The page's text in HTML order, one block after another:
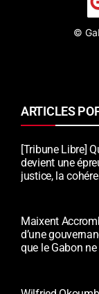
©
ARTICLES
[Tribune Libre]
devient une
justice, la
Maixent
d’une
que le Gabon